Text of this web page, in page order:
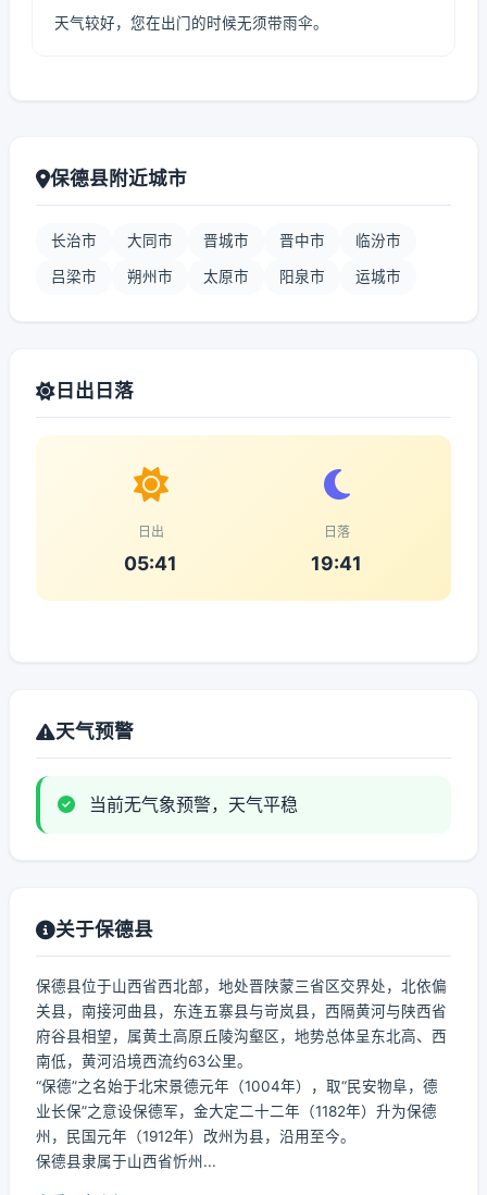
天气较好，您在出门的时候无须带雨伞。
保德县附近城市
长治市 大同市 晋城市 晋中市 临汾市
吕梁市 朔州市 太原市 阳泉市 运城市
日出日落
日出
05:41
日落
19:41
天气预警
当前无气象预警，天气平稳
关于保德县
保德县位于山西省西北部，地处晋陕蒙三省区交界处，北依偏
关县，南接河曲县，东连五寨县与岢岚县，西隔黄河与陕西省
府谷县相望，属黄土高原丘陵沟壑区，地势总体呈东北高、西
南低，黄河沿境西流约63公里。
“保德”之名始于北宋景德元年（1004年），取“民安物阜，德
业长保”之意设保德军，金大定二十二年（1182年）升为保德
州，民国元年（1912年）改州为县，沿用至今。
保德县隶属于山西省忻州...